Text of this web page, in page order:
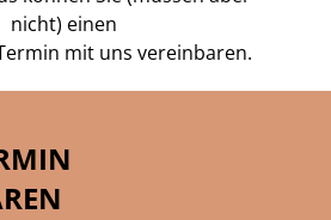
nicht) einen
mit uns vereinbaren.